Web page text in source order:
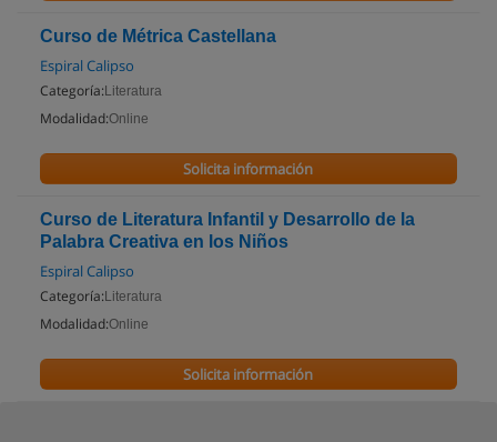
Curso de Métrica Castellana
Espiral Calipso
Categoría: Literatura
Modalidad:Online
Solicita información
Curso de Literatura Infantil y Desarrollo de la
Palabra Creativa en los Niños
Espiral Calipso
Categoría: Literatura
Modalidad:Online
Solicita información